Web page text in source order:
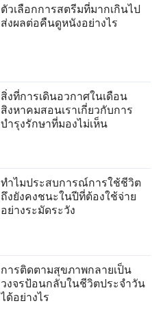
ตัวเลือกการสตรีมที่มากเกินไป
ส่งผลต่อคืนดูหนังอย่างไร
สิ่งที่การเดินอวกาศในเดือน
สิงหาคมสอนเราเกี่ยวกับการ
บำรุงรักษาที่มองไม่เห็น
ทำไมประสบการณ์การใช้ชีวิต
ถึงยังคงชนะในปีที่ต้องใช้จ่าย
อย่างระมัดระวัง
การติดตามสุขภาพกลายเป็น
วงจรป้อนกลับในชีวิตประจำวัน
ได้อย่างไร